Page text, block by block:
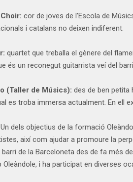
cor de joves de l’Escola de
i catalans no deixen indiferent.
quartet que treballa el gènere del
és un reconegut guitarrista veí del
(Taller de Músics): des de ben petita
es troba immersa actualment. En ell
Un dels objectius de la formació
així com ajudar a promoure la
barri de la Barceloneta des de fa més
Oleàndole, i ha participat en diverses